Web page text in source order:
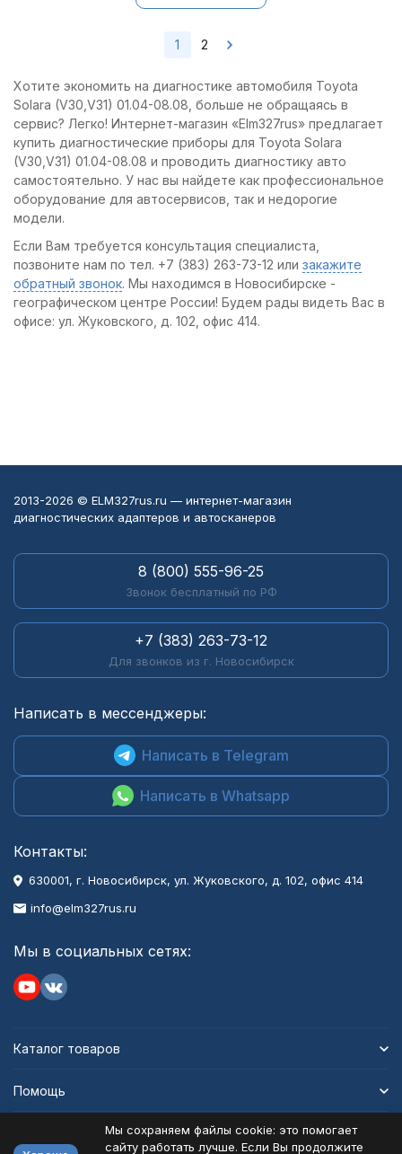
1 2
Хотите экономить на диагностике автомобиля Toyota
Solara (V30,V31) 01.04-08.08, больше не обращаясь в
сервис? Легко! Интернет-магазин «Elm327rus» предлагает
купить диагностические приборы для Toyota Solara
(V30,V31) 01.04-08.08 и проводить диагностику авто
самостоятельно. У нас вы найдете как профессиональное
оборудование для автосервисов, так и недорогие
модели.
Если Вам требуется консультация специалиста,
позвоните нам по тел. +7 (383) 263-73-12 или закажите
обратный звонок. Мы находимся в Новосибирске -
географическом центре России! Будем рады видеть Вас в
офисе: ул. Жуковского, д. 102, офис 414.
2013-2026 © ELM327rus.ru — интернет-магазин
диагностических адаптеров и автосканеров
8 (800) 555-96-25
Звонок бесплатный по РФ
+7 (383) 263-73-12
Для звонков из г. Новосибирск
Написать в мессенджеры:
Написать в Telegram
Написать в Whatsapp
Контакты:
630001, г. Новосибирск, ул. Жуковского, д. 102, офис 414
info@elm327rus.ru
Мы в социальных сетях:
Каталог товаров
Помощь
Мы сохраняем файлы cookie: это помогает
сайту работать лучше. Если Вы продолжите